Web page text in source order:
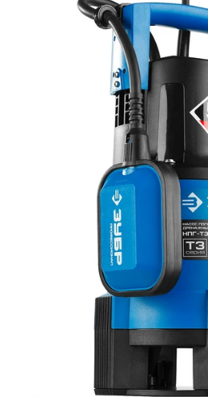
Втулка вала нижняя (N000-036-
Втулка пластиковая (N000-036-
Муфта (N000-036-143)
Винт крыльчатки (N000-036-
Сетка (N000-036-145)
Винт крыльчатки (N000-036-
Опора всасывающая (N000-036-
Винт специальный (N000-036-
Воротник кабеля (N000-036-
Шнур сетевой ZUBR H07RN-F
3х0.75мм2 35м (V000-006-399)